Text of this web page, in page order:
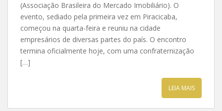
(Associação Brasileira do Mercado Imobiliário). O
evento, sediado pela primeira vez em Piracicaba,
começou na quarta-feira e reuniu na cidade
empresários de diversas partes do país. O encontro
termina oficialmente hoje, com uma confraternização
[…]
LEIA MAIS